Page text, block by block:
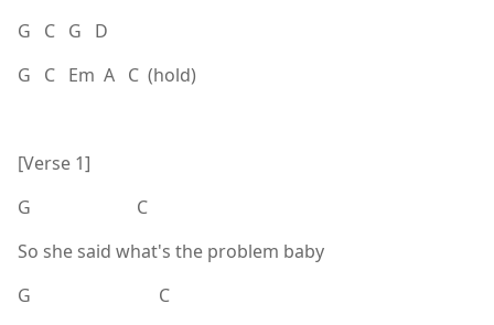
G C G D
G C Em A C (hold)
[Verse 1]
G C
So she said what's the problem baby
G C